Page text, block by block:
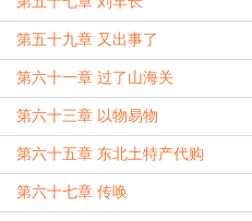
第五十九章 又出事了
第六十一章 过了山海关
第六十三章 以物易物
第六十五章 东北土特产代购
第六十七章 传唤